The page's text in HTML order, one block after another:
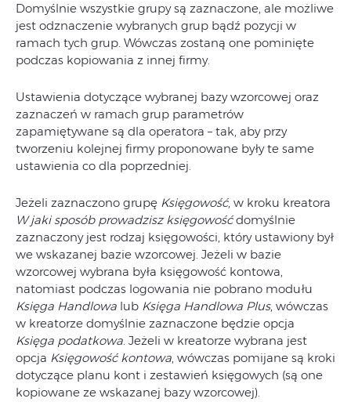
Domyślnie wszystkie grupy są zaznaczone, ale możliwe
jest odznaczenie wybranych grup bądź pozycji w
ramach tych grup. Wówczas zostaną one pominięte
podczas kopiowania z innej firmy.
Ustawienia dotyczące wybranej bazy wzorcowej oraz
zaznaczeń w ramach grup parametrów
zapamiętywane są dla operatora – tak, aby przy
tworzeniu kolejnej firmy proponowane były te same
ustawienia co dla poprzedniej.
Jeżeli zaznaczono grupę Księgowość, w kroku kreatora
W jaki sposób prowadzisz księgowośćdomyślnie
zaznaczony jest rodzaj księgowości, który ustawiony był
we wskazanej bazie wzorcowej. Jeżeli w bazie
wzorcowej wybrana była księgowość kontowa,
natomiast podczas logowania nie pobrano modułu
Księga Handlowa lub Księga Handlowa Plus, wówczas
w kreatorze domyślnie zaznaczone będzie opcja
Księga podatkowa. Jeżeli w kreatorze wybrana jest
opcja Księgowość kontowa, wówczas pomijane są kroki
dotyczące planu kont i zestawień księgowych (są one
kopiowane ze wskazanej bazy wzorcowej).